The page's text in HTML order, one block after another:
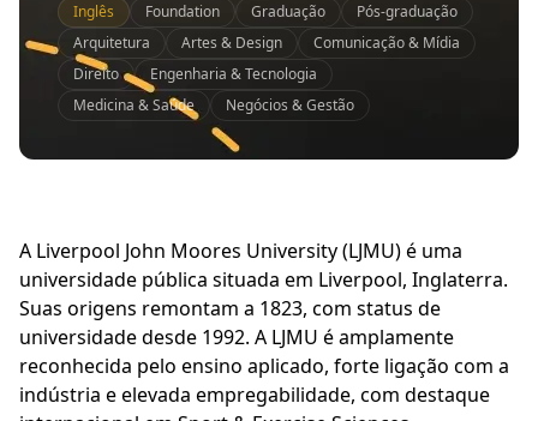
Inglês Foundation Graduação
Pós-graduação
Arquitetura
Artes & Design
Comunicação & Mídia
Direito
Engenharia & Tecnologia
Medicina & Saúde
Negócios & Gestão
A Liverpool John Moores University (LJMU) é uma
universidade pública situada em Liverpool, Inglaterra.
Suas origens remontam a 1823, com status de
universidade desde 1992. A LJMU é amplamente
reconhecida pelo ensino aplicado, forte ligação com a
indústria e elevada empregabilidade, com destaque